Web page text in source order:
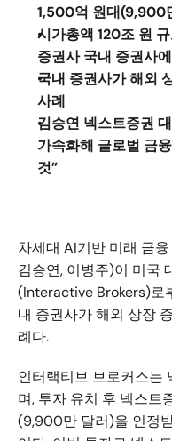
1,500억 원대(9,900
시가총액 120조 원
증권사 국내 증권사
국내 증권사가 해외
사례
김승연 넥스트증권
가속화해 글로벌 금
것”
차세대 AI기반 미래 금
김승연, 이병주)이 미국
(Interactive Brokers)로
내 증권사가 해외 상장
례다.
인터랙티브 브로커스는
며, 투자 유치 후 넥스트
(9,900만 달러)을 인정